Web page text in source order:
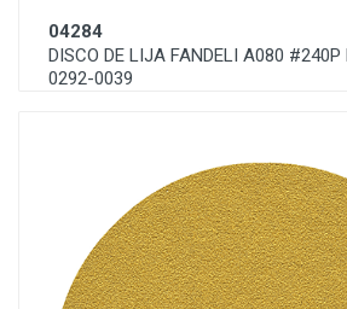
04284
DISCO DE LIJA FANDELI A080 #240P
0292-0039